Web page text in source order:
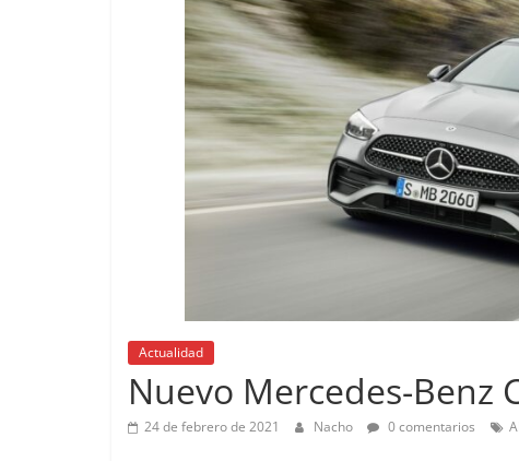
Actualidad
Nuevo Mercedes-Benz
24 de febrero de 2021 Nacho 0 comentarios
Probamos el SEAT Ibiza FR
1.0 TSI 115cv DSG
12 de abril de 2021 Joschelito 0
Pruebas
Probamos